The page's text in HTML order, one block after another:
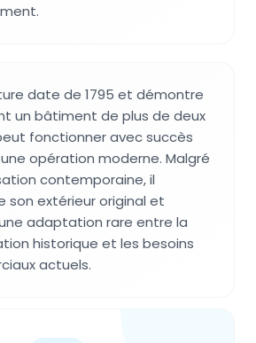
date de 1795 et démontre
un bâtiment de plus de deux
fonctionner avec succès
opération moderne. Malgré
contemporaine, il
son extérieur original et
adaptation rare entre la
historique et les besoins
actuels.